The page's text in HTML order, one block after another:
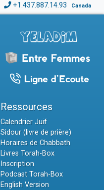
+1.437.887.14.93 Canada
Ressources
Calendrier Juif
Sidour (livre de prière)
Horaires de Chabbath
Livres Torah-Box
Inscription
Podcast Torah-Box
English Version